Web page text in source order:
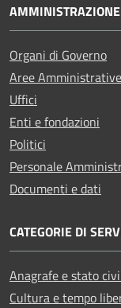
AMMINISTRAZIONE
Organi di Governo
Aree Amministrative
Uffici
Enti e fondazioni
Politici
Personale
Documenti e dati
CATEGORIE DI
Anagrafe e stato
Cultura e tempo